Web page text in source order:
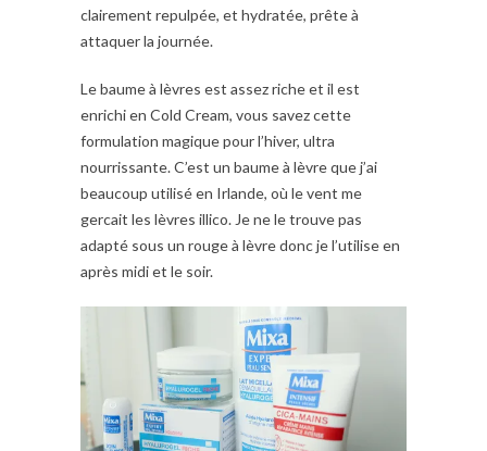
clairement repulpée, et hydratée, prête à
attaquer la journée.
Le baume à lèvres est assez riche et il est
enrichi en Cold Cream, vous savez cette
formulation magique pour l’hiver, ultra
nourrissante. C’est un baume à lèvre que j’ai
beaucoup utilisé en Irlande, où le vent me
gercait les lèvres illico. Je ne le trouve pas
adapté sous un rouge à lèvre donc je l’utilise en
après midi et le soir.